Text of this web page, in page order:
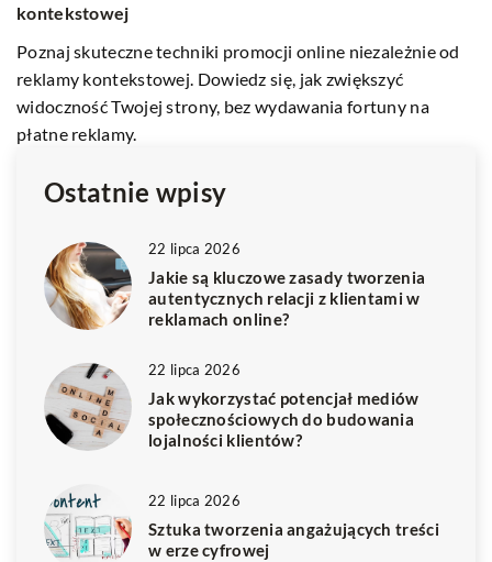
kampaniach marketingowych online
Odkryj, jak twórcze podejście do treści może
zrewolucjonizować twoje kampanie marketingowe online,
przyciągając większą uwagę i zaangażowanie
użytkowników.
Ostatnie wpisy
22 lipca 2026
Jakie są kluczowe zasady tworzenia
autentycznych relacji z klientami w
reklamach online?
22 lipca 2026
Jak wykorzystać potencjał mediów
społecznościowych do budowania
lojalności klientów?
22 lipca 2026
Sztuka tworzenia angażujących treści
w erze cyfrowej